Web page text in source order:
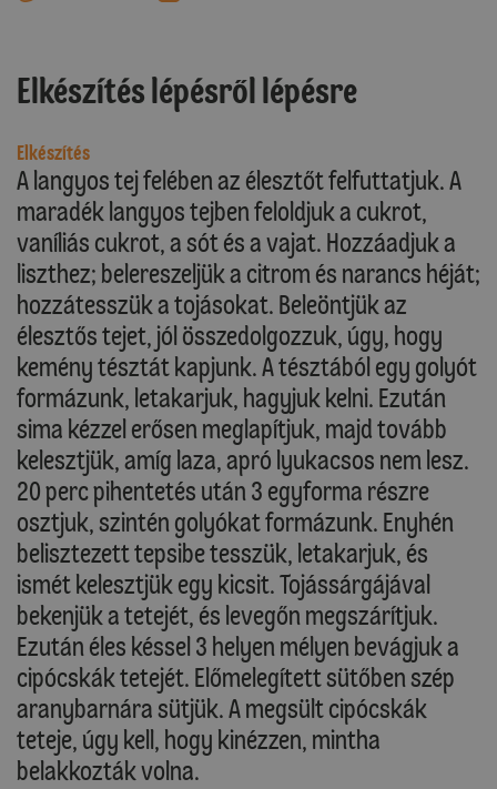
Elkészítés lépésről lépésre
Elkészítés
A langyos tej felében az élesztőt felfuttatjuk. A
maradék langyos tejben feloldjuk a cukrot,
vaníliás cukrot, a sót és a vajat. Hozzáadjuk a
liszthez; belereszeljük a citrom és narancs héját;
hozzátesszük a tojásokat. Beleöntjük az
élesztős tejet, jól összedolgozzuk, úgy, hogy
kemény tésztát kapjunk. A tésztából egy golyót
formázunk, letakarjuk, hagyjuk kelni. Ezután
sima kézzel erősen meglapítjuk, majd tovább
kelesztjük, amíg laza, apró lyukacsos nem lesz.
20 perc pihentetés után 3 egyforma részre
osztjuk, szintén golyókat formázunk. Enyhén
belisztezett tepsibe tesszük, letakarjuk, és
ismét kelesztjük egy kicsit. Tojássárgájával
bekenjük a tetejét, és levegőn megszárítjuk.
Ezután éles késsel 3 helyen mélyen bevágjuk a
cipócskák tetejét. Előmelegített sütőben szép
aranybarnára sütjük. A megsült cipócskák
teteje, úgy kell, hogy kinézzen, mintha
belakkozták volna.